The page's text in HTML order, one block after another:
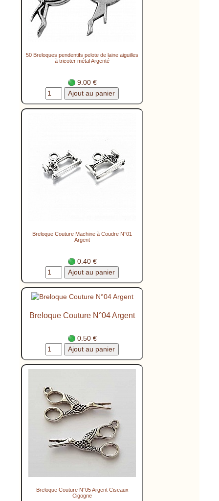
50 Breloques pendentifs pelote de laine aiguilles
à tricoter métal Argenté
9.00 €
Breloque Couture Machine à Coudre N°01
Argent
0.40 €
Breloque Couture N°04 Argent
0.50 €
Breloque Couture N°05 Argent Ciseaux
Cigogne